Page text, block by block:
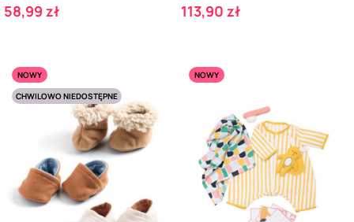
Cena
58,99 zł Cena
113,90 zł
NOWY
CHWILOWO NIEDOSTĘPNE
NOWY